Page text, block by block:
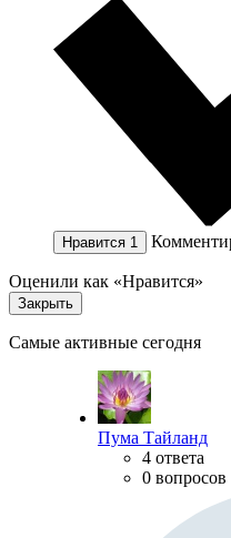
Нравится 1
Оценили как «Нравится»
Закрыть
Самые активные сегодня
Пума Тайланд
4 ответа
0 вопросов